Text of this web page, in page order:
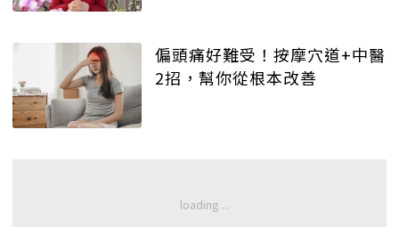
偏頭痛好難受！按摩穴道+中醫
2招，幫你從根本改善